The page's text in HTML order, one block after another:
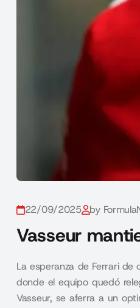
22/09/2025 by
Vasseur
La esperanza de Ferrari
donde el equipo quedó
Vasseur, se aferra a un